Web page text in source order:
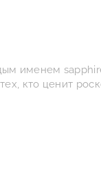
именем
кто ценит